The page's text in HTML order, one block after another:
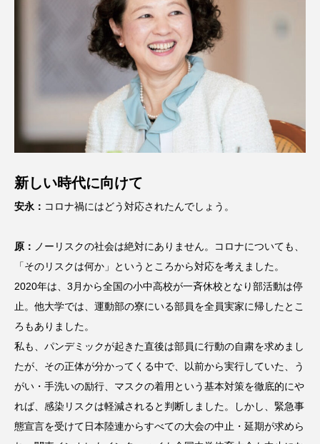
新しい時代に向けて
安永： コロナ禍にはどう対応されたんでしょう。
原： ノーリスクの社会は絶対にありません。コロナについても、
「そのリスクは何か」というところから対応を考えました。
2020年は、3月から全国の小中高校が一斉休校となり部活動は停
止。他大学では、運動部の寮にいる部員を全員実家に帰したとこ
ろもありました。
私も、パンデミックが起きた直後は部員に行動の自粛を求めまし
たが、その正体が分かってくる中で、以前から実行していた、う
がい・手洗いの励行、マスクの着用という基本対策を徹底的にや
れば、感染リスクは軽減されると判断しました。しかし、緊急事
態宣言を受けて日本陸連からすべての大会の中止・延期が求めら